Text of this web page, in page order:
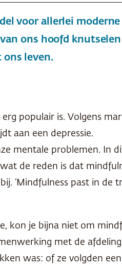
voor allerlei
ons hoofd
leven.
populair is. Volgens
aan een depressie.
mentale problemen. In
de reden is dat
‘Mindfulness past in de
kon je bijna niet om
met de
was: of ze volgden